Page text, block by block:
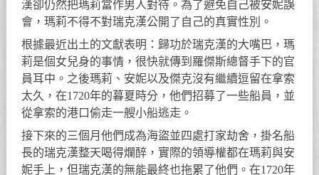
漢卻仍然把瑪莉當作男人對待。為了避免自己被安妮誤
會，瑪莉不得不對瑞克漢公開了自己的真實性別。
根據最近出土的文獻表明：歸功於瑞克漢的大嘴巴，瑪
莉是個女兒身的事情，很快就傳到羅傑斯總督手下的官
員耳中。之後瑪莉、安妮以及傑克沒有繼續逗留在拿索
太久，在1720年的暮夏時分，他們招募了一些船員，並
從拿索的港口偷走一艘小船逃走。
接下來的三個月他們成為海盜並四處打家劫舍，掛名船
長的瑞克漢整天喝得爛醉，實際的領導權都在瑪莉與安
妮手上，但瑞克漢的無能最終也拖累了他們。在1720年